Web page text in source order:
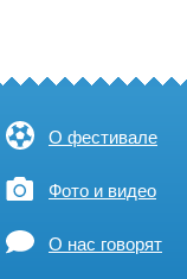
О фестивале
Фото и видео
О нас говорят